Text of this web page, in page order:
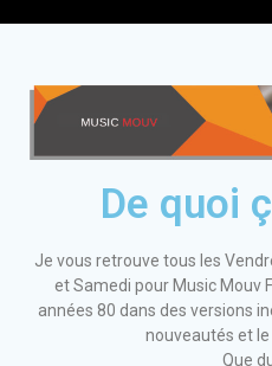
De quoi
Je vous retrouve tous les
et Samedi pour Music Mouv
années 80 dans des versions
nouveautés et le
Que